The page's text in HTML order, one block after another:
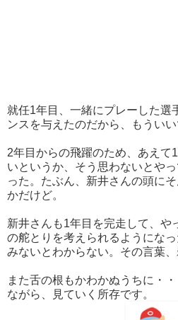
就任1年目、一緒にプレーした選
ンスを与えたのだから、もういい
2年目からの飛躍のため、あえて
いというか、そう思わないとや
った。たぶん、新井さんの頭に
かだけど。
新井さんも1年目を完走して、や
の舵とりを考えられるようにな
みないとわからない。その言葉、
また舌の根もかわかぬうちに・
ながら、見ていく所存です。